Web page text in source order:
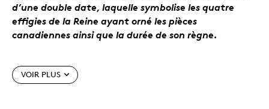
d’une double date, laquelle symbolise les quatre
effigies de la Reine ayant orné les pièces
canadiennes ainsi que la durée de son règne.
Caractéristiques particulières
VOIR PLUS